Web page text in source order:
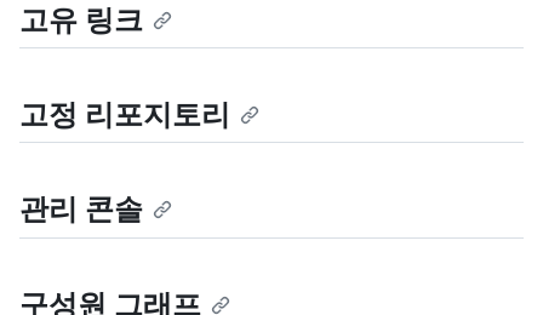
고유 링크
고정 리포지토리
관리 콘솔
구성원 그래프